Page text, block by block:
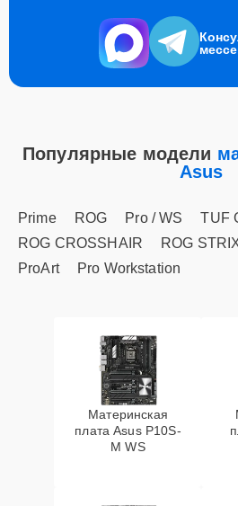
Популярные модели
Asus
Prime ROG Pro / WS
TUF
ROG CROSSHAIR
ROG
ProArt
Pro Workstation
Материнская
плата Asus P10S-
M WS